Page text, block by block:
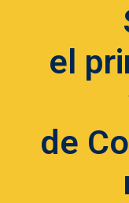
el
de